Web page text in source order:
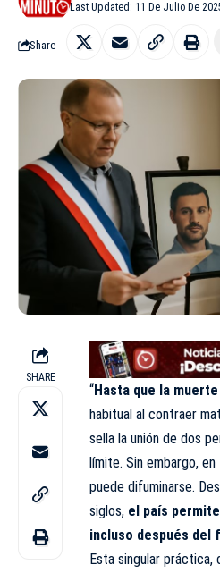
Last Updated: 11 De Julio De
Share
SHARE
“Hasta que la
habitual al contraer
sella la unión de dos
límite. Sin embargo, en
puede difuminarse.
siglos, el país
incluso después del
Esta singular práctica,